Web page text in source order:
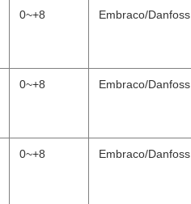
0~+8 Embraco/Danfoss
0~+8 Embraco/Danfoss
0~+8 Embraco/Danfoss